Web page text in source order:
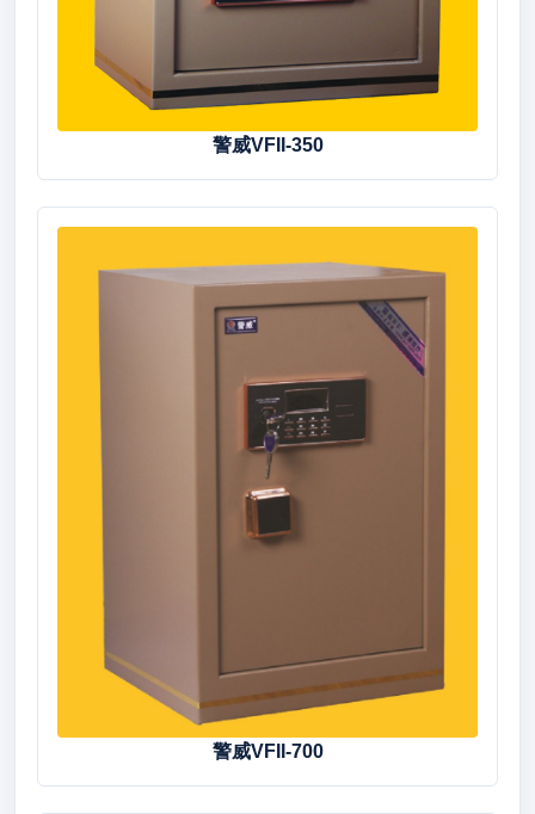
警威VFII-350
警威VFII-700